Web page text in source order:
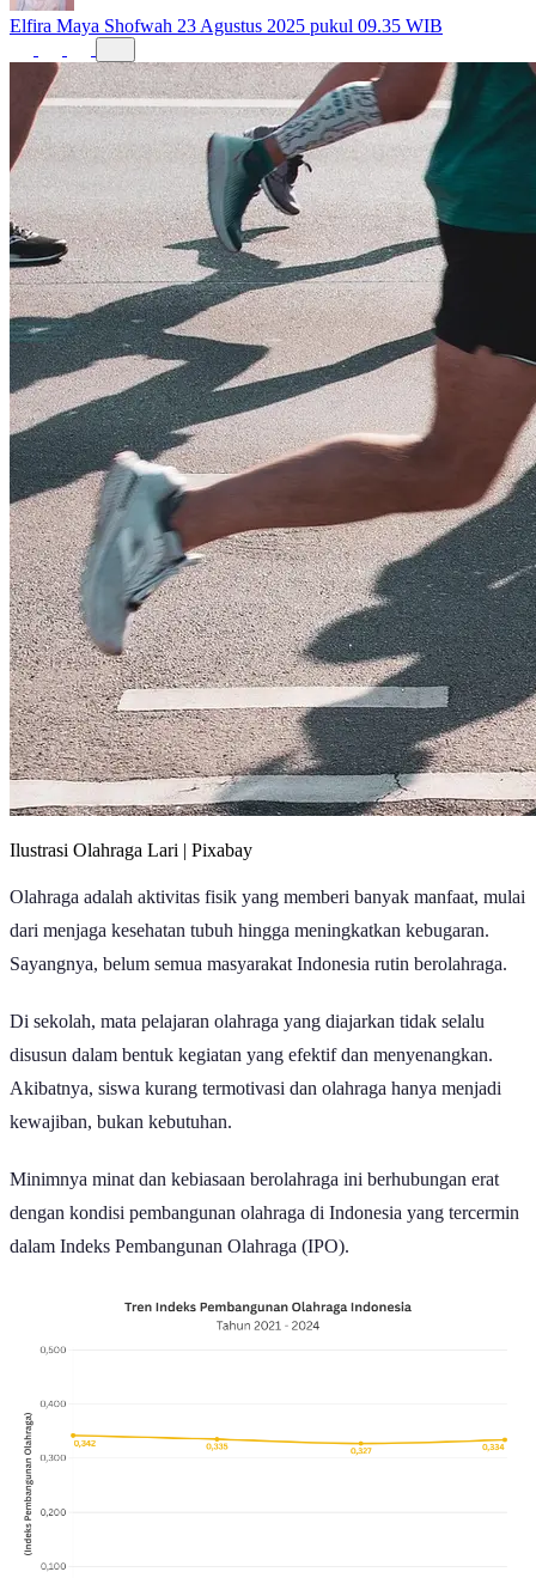
Elfira Maya Shofwah 23 Agustus 2025 pukul 09.35 WIB
Ilustrasi Olahraga Lari | Pixabay
Olahraga adalah aktivitas fisik yang memberi banyak manfaat, mulai
dari menjaga kesehatan tubuh hingga meningkatkan kebugaran.
Sayangnya, belum semua masyarakat Indonesia rutin berolahraga.
Di sekolah, mata pelajaran olahraga yang diajarkan tidak selalu
disusun dalam bentuk kegiatan yang efektif dan menyenangkan.
Akibatnya, siswa kurang termotivasi dan olahraga hanya menjadi
kewajiban, bukan kebutuhan.
Minimnya minat dan kebiasaan berolahraga ini berhubungan erat
dengan kondisi pembangunan olahraga di Indonesia yang tercermin
dalam Indeks Pembangunan Olahraga (IPO).